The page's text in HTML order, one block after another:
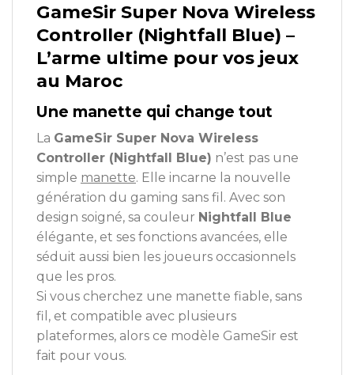
GameSir Super Nova Wireless
Controller (Nightfall Blue) –
L’arme ultime pour vos jeux
au Maroc
Une manette qui change tout
La GameSir Super Nova Wireless
Controller (Nightfall Blue) n’est pas une
simple manette. Elle incarne la nouvelle
génération du gaming sans fil. Avec son
design soigné, sa couleur Nightfall Blue
élégante, et ses fonctions avancées, elle
séduit aussi bien les joueurs occasionnels
que les pros.
Si vous cherchez une manette fiable, sans
fil, et compatible avec plusieurs
plateformes, alors ce modèle GameSir est
fait pour vous.